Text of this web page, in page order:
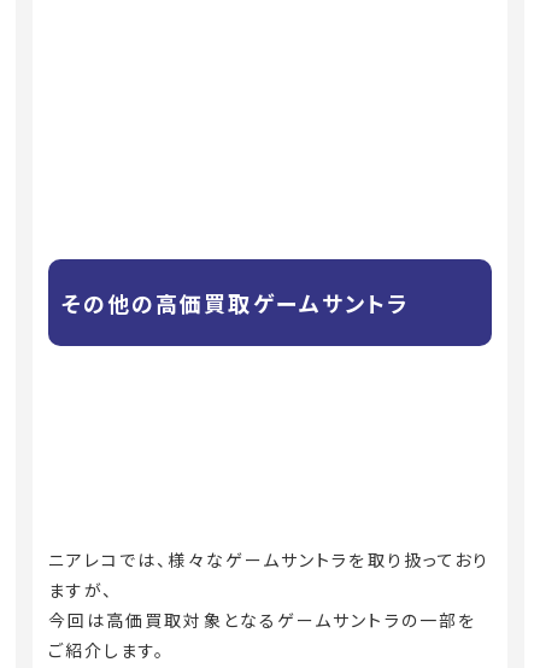
その他の高価買取ゲームサントラ
ニアレコでは、様々なゲームサントラを取り扱っており
ますが、
今回は高価買取対象となるゲームサントラの一部を
ご紹介します。